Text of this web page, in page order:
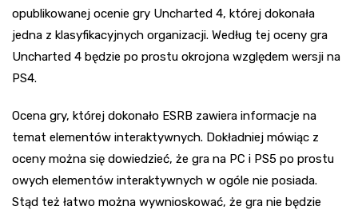
opublikowanej ocenie gry Uncharted 4, której dokonała
jedna z klasyfikacyjnych organizacji. Według tej oceny gra
Uncharted 4 będzie po prostu okrojona względem wersji na
PS4.
Ocena gry, której dokonało ESRB zawiera informacje na
temat elementów interaktywnych. Dokładniej mówiąc z
oceny można się dowiedzieć, że gra na PC i PS5 po prostu
owych elementów interaktywnych w ogóle nie posiada.
Stąd też łatwo można wywnioskować, że gra nie będzie